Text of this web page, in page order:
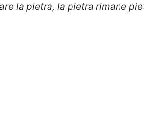
la pietra, la pietra rimane